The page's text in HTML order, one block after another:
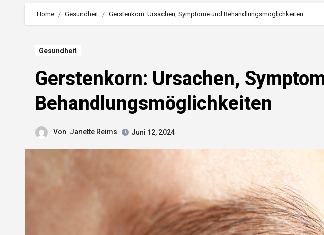
Home Gesundheit Gerstenkorn: Ursachen, Symptome und Behandlungsmöglichkeiten
Gesundheit
Gerstenkorn: Ursachen,
Behandlungsmöglichkeiten
Von Janette Reims Juni 12, 2024